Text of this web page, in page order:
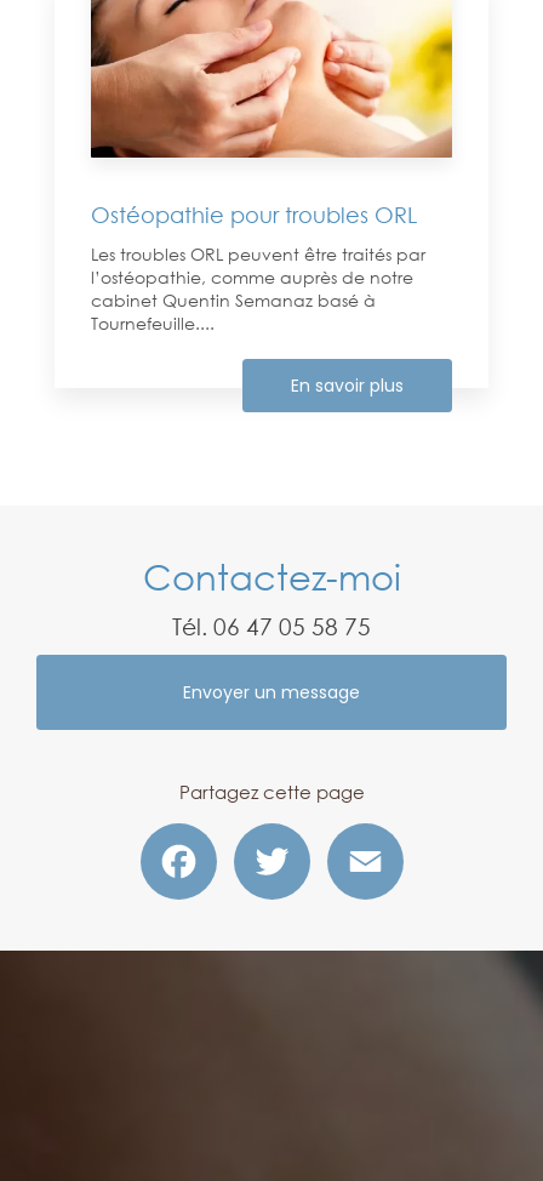
Ostéopathie pour troubles ORL
Les troubles ORL peuvent être traités par
l’ostéopathie, comme auprès de notre
cabinet Quentin Semanaz basé à
Tournefeuille....
En savoir plus
Contactez-moi
Tél. 06 47 05 58 75
Envoyer un message
Partagez cette page
Facebook Twitter